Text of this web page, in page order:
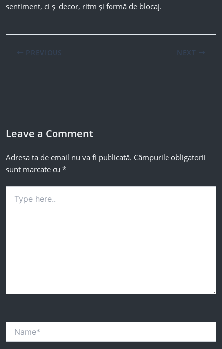
sentiment, ci și decor, ritm și formă de blocaj.
PREVIOUS NEXT
Leave a Comment
Adresa ta de email nu va fi publicată. Câmpurile obligatorii
sunt marcate cu *
here..